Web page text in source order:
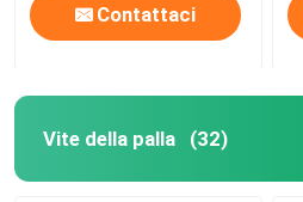
Contattaci
Vite della palla (32)